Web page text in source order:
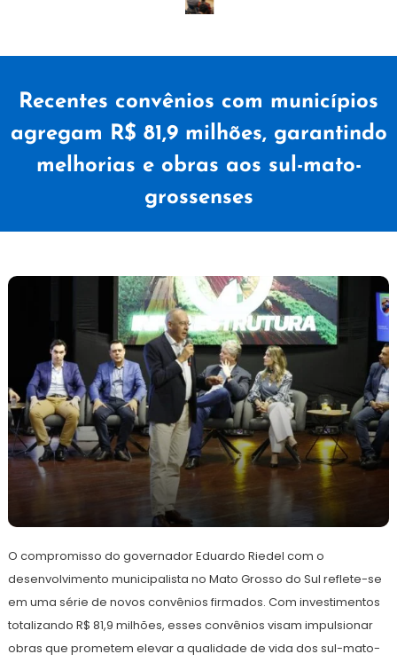
Recentes convênios com municípios
agregam R$ 81,9 milhões, garantindo
melhorias e obras aos sul-mato-
grossenses
maio
de
O compromisso do governador Eduardo Riedel com o
desenvolvimento municipalista no Mato Grosso do Sul reflete-se
em uma série de novos convênios firmados. Com investimentos
totalizando R$ 81,9 milhões, esses convênios visam impulsionar
obras que prometem elevar a qualidade de vida dos sul-mato-